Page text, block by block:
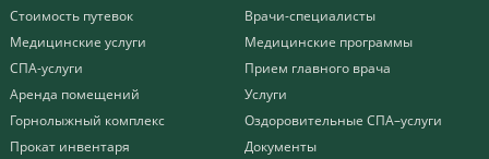
Стоимость путевок
Медицинские услуги
СПА-услуги
Аренда помещений
Горнолыжный комплекс
Прокат инвентаря
Врачи-специалисты
Медицинские программы
Прием главного врача
Услуги
Оздоровительные СПА–услуги
Документы